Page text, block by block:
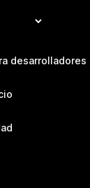
desarrolladores